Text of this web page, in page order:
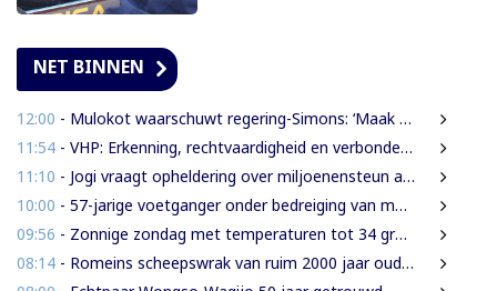
NET BINNEN
12:00 - Mulokot waarschuwt regering-Simons: ‘Maak van 5-kilometerwet geen uitstel van echte grondenrechten’
11:54 - VHP: Erkenning, rechtvaardigheid en verbondenheid op 9 augustus
11:10 - Jogi vraagt opheldering over miljoenensteun aan SLM en behaalde resultaten
10:00 - 57-jarige voetganger onder bedreiging van mes beroofd van mobiele telefoon
09:56 - Zonnige zondag met temperaturen tot 34 graden
08:14 - Romeins scheepswrak van ruim 2000 jaar oud ontdekt bij Sicilië